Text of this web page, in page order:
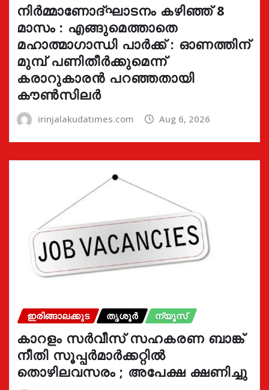
നിർമ്മാണോദ്ഘാടനം കഴിഞ്ഞ് 8
മാസം : എങ്ങുമെത്താതെ
മഹാത്മാഗാന്ധി പാർക്ക് : ഓണത്തിന്
മുമ്പ് പണിതീർക്കുമെന്ന്
കരാറുകാരൻ പറഞ്ഞതായി
കൗൺസിലർ
irinjalakudatimes.com Aug 6, 2026
ഇരിങ്ങാലക്കുട തൃശൂർ ന്യൂസ്
കാറളം സർവീസ് സഹകരണ ബാങ്ക്
നീതി സൂപ്പർമാർക്കറ്റിൽ
തൊഴിലവസരം ; അപേക്ഷ ക്ഷണിച്ചു